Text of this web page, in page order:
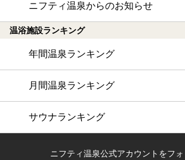
ニフティ温泉からのお知らせ
温浴施設ランキング
年間温泉ランキング
月間温泉ランキング
サウナランキング
ニフティ温泉公式アカウントをフ